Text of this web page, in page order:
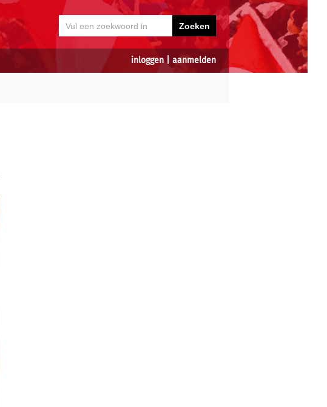
inloggen| aanmelden